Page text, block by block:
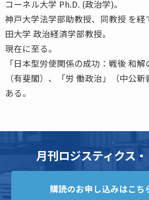
コーネル大学 Ph.D. (政治学)。
神戸大学法学部助教授、同教授 を経
田大学 政治経済学部教授。
現在に至る。
「日本型労使関係の成功：戦後 和解
（有斐閣）、「労 働政治」（中公
ある。
月刊ロジスティクス
購読のお申し込みはこち